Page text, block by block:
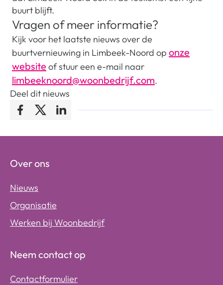
buurt blijft.
Vragen of meer informatie?
Kijk voor het laatste nieuws over de
buurtvernieuwing in Limbeek-Noord op onze
website of stuur een e-mail naar
limbeeknoord@woonbedrijf.com.
Deel dit nieuws
Facebook
TwitterLinkedIn
Over ons
Nieuws
Organisatie
Werken bij Woonbedrijf
Neem contact op
Contactformulier